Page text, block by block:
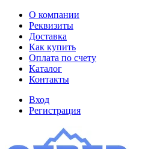
О компании
Реквизиты
Доставка
Как купить
Оплата по счету
Каталог
Контакты
Вход
Регистрация